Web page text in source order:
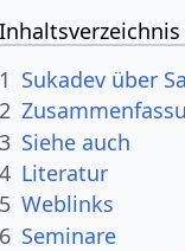
Inhaltsverzeichnis
1 Sukadev über
2
3 Siehe auch
4 Literatur
5 Weblinks
6 Seminare